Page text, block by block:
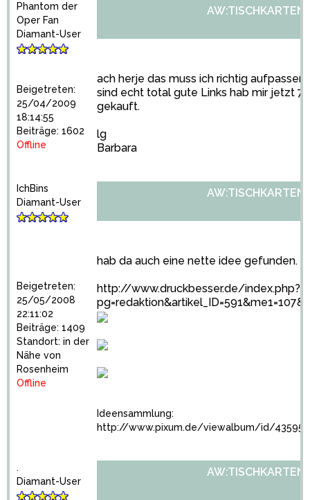
Phantom der
Oper Fan
Diamant-User
Beigetreten:
25/04/2009
18:14:55
Beiträge: 1602
Offline
ach herje das muss ich richtig aufpassen
sind echt total gute Links hab mir jetzt
gekauft.
lg
Barbara
IchBins
Diamant-User
Beigetreten:
25/05/2008
22:11:02
Beiträge: 1409
Standort: in der
Nähe von
Rosenheim
Offline
hab da auch eine nette idee gefunden.
http://www.druckbesser.de/index.php?
Ideensammlung:
http://www.pixum.de/viewalbum/id/
.
Diamant-User